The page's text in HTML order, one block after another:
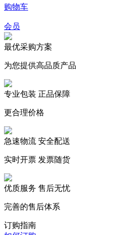
购物车
会员
最优采购方案
为您提供高品质产品
专业包装 正品保障
更合理价格
急速物流 安全配送
实时开票 发票随货
优质服务 售后无忧
完善的售后体系
订购指南